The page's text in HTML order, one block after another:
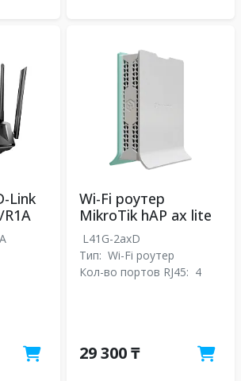
Link
Wi-Fi роутер
MikroTik hAP ax lite
L41G-2axD
Тип: Wi-Fi роутер
Кол-во портов RJ45: 4
29 300 ₸